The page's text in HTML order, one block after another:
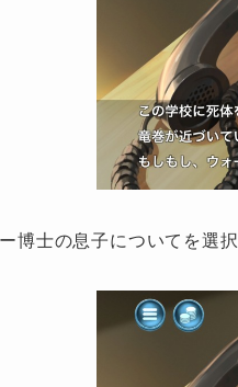
博士の息子についてを選択